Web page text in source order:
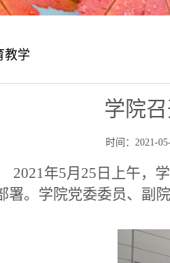
教学
学院
时间：2021-
2021年5月25日上午，
署。学院党委委员、副